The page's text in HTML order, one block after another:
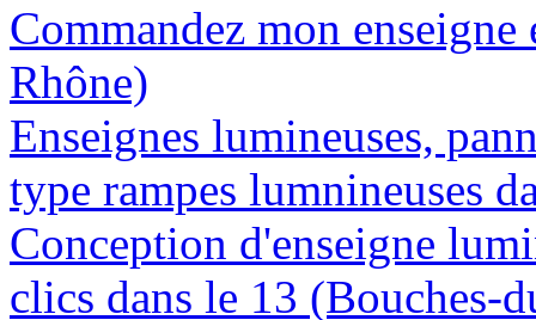
Commandez mon
Rhône)
Enseignes lumineuses,
type rampes lumnineuses
Conception d'enseigne
clics dans le 13 (Bouches-